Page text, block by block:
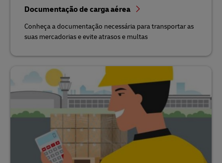
Documentação de carga aérea
Conheça a documentação necessária para transportar as
suas mercadorias e evite atrasos e multas